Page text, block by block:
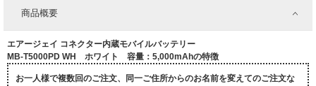
商品概要
エアージェイ コネクター内蔵モバイルバッテリー
MB-T5000PD WH ホワイト 容量：5,000mAhの特徴
お一人様で複数回のご注文、同一ご住所からのお名前を変えてのご注文な